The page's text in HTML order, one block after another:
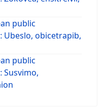
public
Ubeslo, obicetrapib,
public
Susvimo,